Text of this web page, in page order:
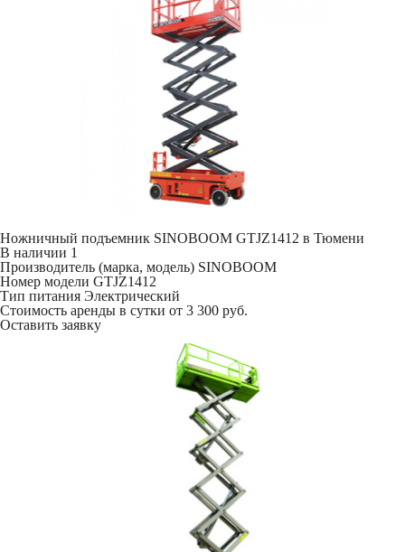
Ножничный подъемник SINOBOOM GTJZ1412 в Тюмени
В наличии 1
Производитель (марка, модель) SINOBOOM
Номер модели GTJZ1412
Тип питания Электрический
Стоимость аренды в сутки от 3 300 руб.
Оставить заявку